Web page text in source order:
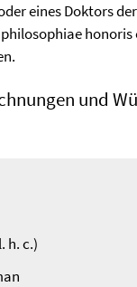
eines Doktors
honoris
und
h. c.)